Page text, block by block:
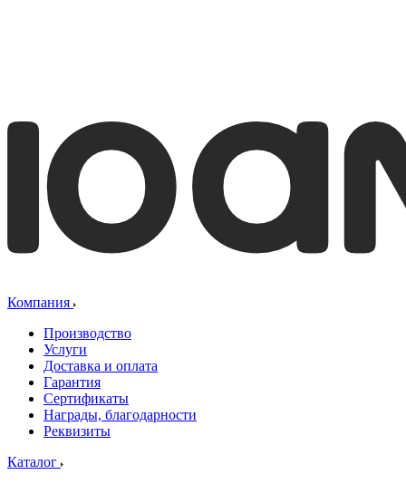
Компания
Производство
Услуги
Доставка и оплата
Гарантия
Сертификаты
Награды, благодарности
Реквизиты
Каталог